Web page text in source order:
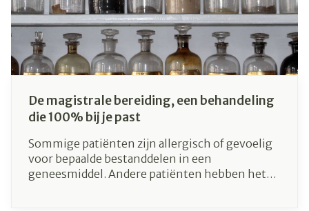
De magistrale bereiding, een behandeling
die 100% bij je past
Sommige patiënten zijn allergisch of gevoelig
voor bepaalde bestanddelen in een
geneesmiddel. Andere patiënten hebben het